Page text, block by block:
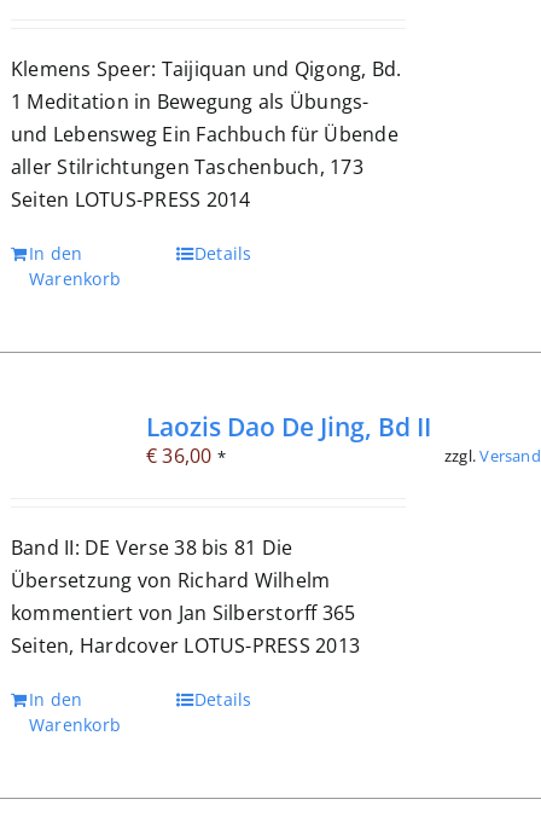
Klemens Speer: Taijiquan und Qigong, Bd.
1 Meditation in Bewegung als Übungs-
und Lebensweg Ein Fachbuch für Übende
aller Stilrichtungen Taschenbuch, 173
Seiten LOTUS-PRESS 2014
In den
Warenkorb
Details
Laozis Dao De Jing, Bd II
€36,00 * zzgl.Versand
Band II: DE Verse 38 bis 81 Die
Übersetzung von Richard Wilhelm
kommentiert von Jan Silberstorff 365
Seiten, Hardcover LOTUS-PRESS 2013
In den
Warenkorb
Details